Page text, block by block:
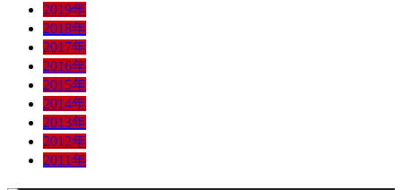
2019年
2018年
2017年
2016年
2015年
2014年
2013年
2012年
2011年